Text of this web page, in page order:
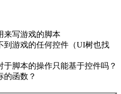
来写游戏的脚本
到游戏的任何控件（UI树也找
脚本的操作只能基于控件吗？
的函数？